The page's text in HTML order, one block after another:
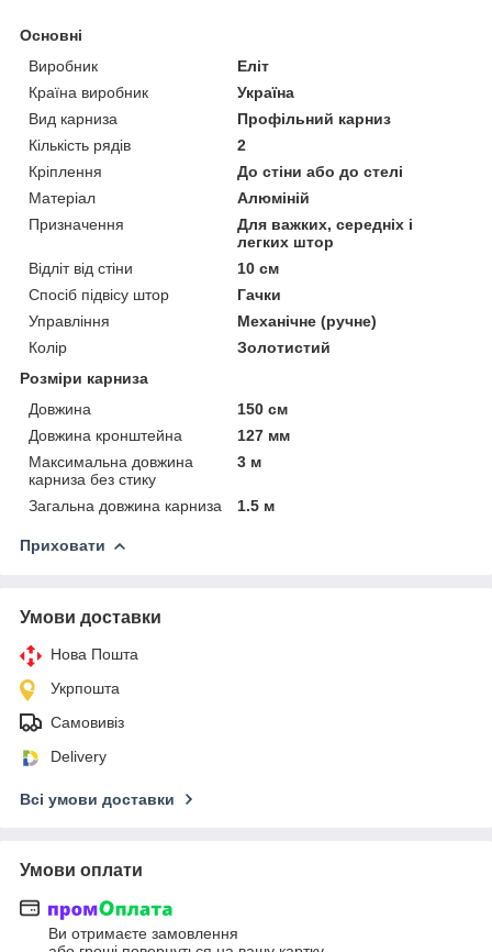
Основні
Виробник
Еліт
Країна виробник
Україна
Вид карниза
Профільний карниз
Кількість рядів
2
Кріплення
До стіни або до стелі
Матеріал
Алюміній
Призначення
Для важких, середніх і
легких штор
Відліт від стіни
10 см
Спосіб підвісу штор
Гачки
Управління
Механічне (ручне)
Колір
Золотистий
Розміри карниза
Довжина
150 см
Довжина кронштейна
127 мм
Максимальна довжина
карниза без стику
3 м
Загальна довжина карниза 1.5 м
Приховати
Умови доставки
Нова Пошта
Укрпошта
Самовивіз
Delivery
Всі умови доставки
Умови оплати
Ви отримаєте замовлення